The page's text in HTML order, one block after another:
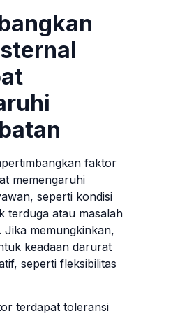
faktor
memengaruhi
seperti kondisi
terduga atau masalah
memungkinkan,
keadaan darurat
seperti fleksibilitas
terdapat toleransi